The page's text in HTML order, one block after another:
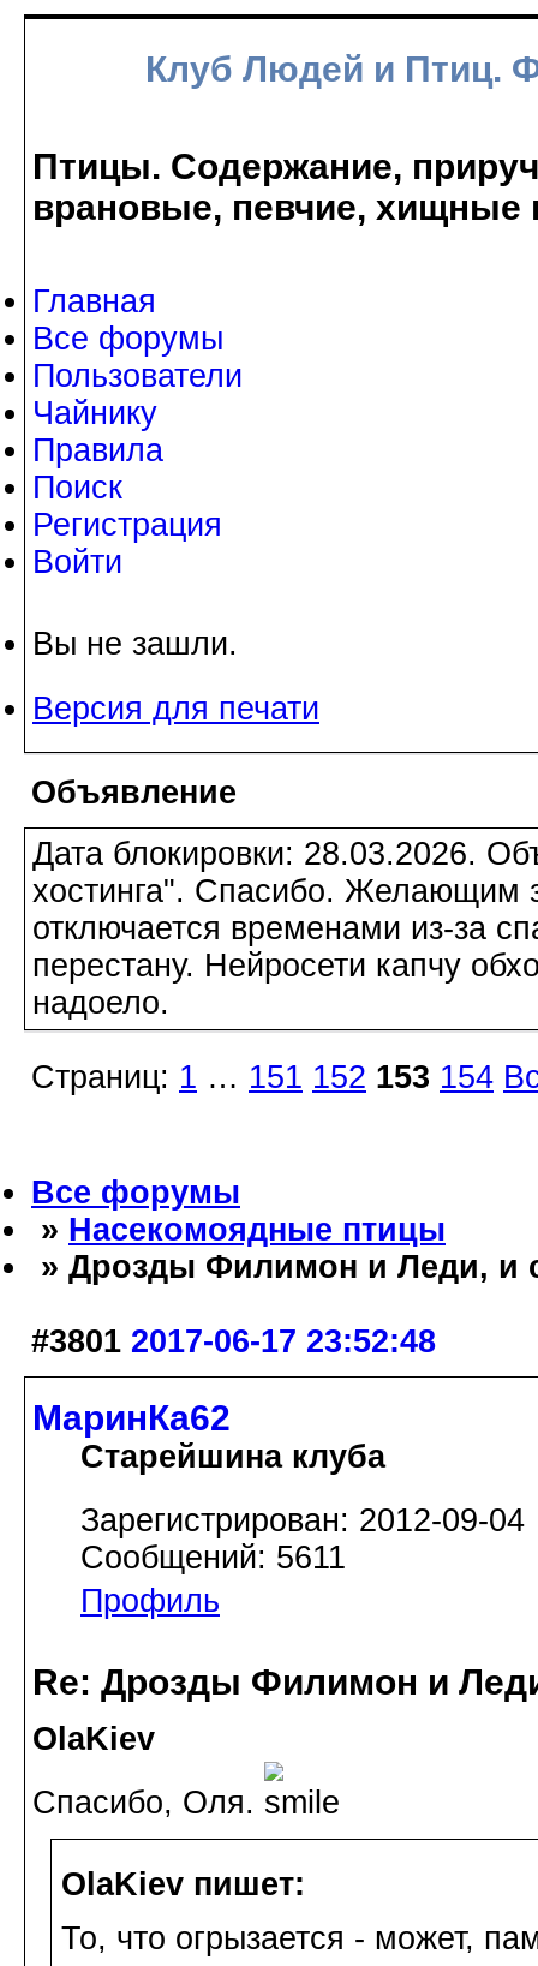
Клуб Людей и Птиц.
Птицы. Содержание,
врановые, певчие, хищные
Главная
Все форумы
Пользователи
Чайнику
Правила
Поиск
Регистрация
Войти
Вы не зашли.
Версия для печати
Объявление
Дата блокировки: 28.03.2026.
хостинга". Спасибо. Желающим
отключается временами из-за
перестану. Нейросети капчу
надоело.
Страниц: 1 … 151 152 153 154
Все форумы
» Насекомоядные птицы
» Дрозды Филимон и Леди, и
#3801 2017-06-17 23:52:48
МаринКа62
Старейшина клуба
Зарегистрирован: 2012-09-04
Сообщений: 5611
Профиль
Re: Дрозды Филимон и
OlaKiev
Спасибо, Оля.
OlaKiev пишет:
То, что огрызается - может,